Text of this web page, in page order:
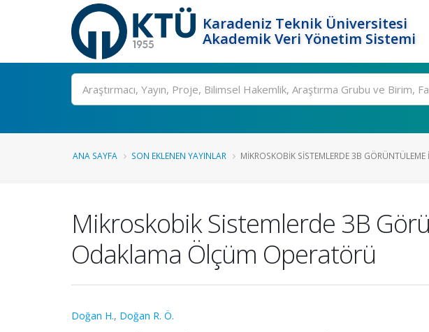
Karadeniz Teknik Üniversitesi
Akademik Veri Yönetim Sistemi
Ara
ANA SAYFA SON EKLENEN YAYINLAR MIKROSKOBIK SISTEMLERDE 3B GÖRÜNTÜLEME
Mikroskobik Sistemlerde 3B
Odaklama Ölçüm Operatörü
Doğan H., Doğan R. Ö.